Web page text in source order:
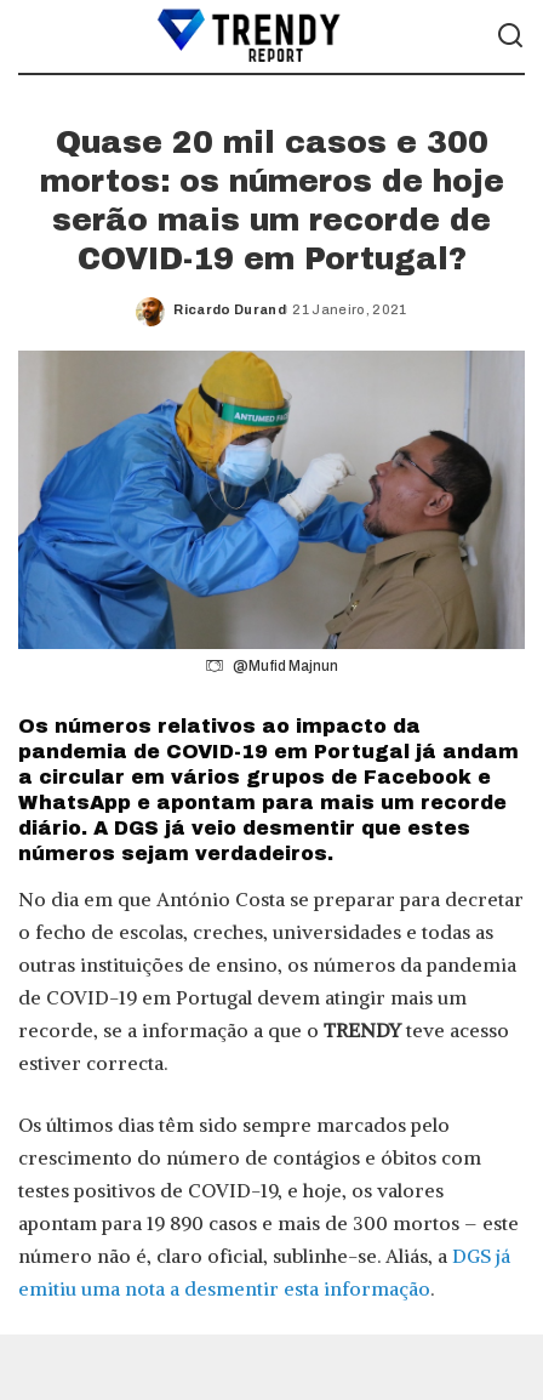
Quase 20 mil casos e 300
mortos: os números de hoje
serão mais um recorde de
COVID-19 em Portugal?
Posted
Ricardo Durand 21 Janeiro, 2021
@Mufid Majnun
Os números relativos ao impacto da
pandemia de COVID-19 em Portugal já andam
a circular em vários grupos de Facebook e
WhatsApp e apontam para mais um recorde
diário. A DGS já veio desmentir que estes
números sejam verdadeiros.
No dia em que António Costa se preparar para decretar
o fecho de escolas, creches, universidades e todas as
outras instituições de ensino, os números da pandemia
de COVID-19 em Portugal devem atingir mais um
recorde, se a informação a que o TRENDYteve acesso
estiver correcta.
Os últimos dias têm sido sempre marcados pelo
crescimento do número de contágios e óbitos com
testes positivos de COVID-19, e hoje, os valores
apontam para 19 890 casos e mais de 300 mortos – este
número não é, claro oficial, sublinhe-se. Aliás, a DGS já
emitiu uma nota a desmentir esta informação.